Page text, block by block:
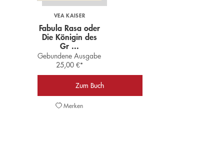
Platform
VEA KAISER
Fabula Rasa oder
Die Königin des
Gr ...
Gebundene Ausgabe
25,00 €*
Zum Buch
Merken